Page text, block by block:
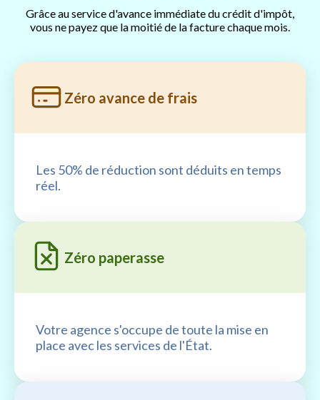
Grâce au service d'avance immédiate du crédit d'impôt,
vous ne payez que la moitié de la facture chaque mois.
Zéro avance de frais
Les 50% de réduction sont déduits en temps
réel.
Zéro paperasse
Votre agence s'occupe de toute la mise en
place avec les services de l'État.